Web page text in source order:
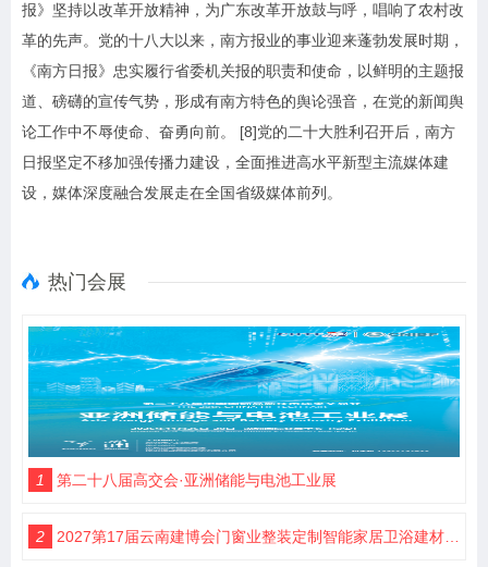
报》坚持以改革开放精神，为广东改革开放鼓与呼，唱响了农村改
革的先声。党的十八大以来，南方报业的事业迎来蓬勃发展时期，
《南方日报》忠实履行省委机关报的职责和使命，以鲜明的主题报
道、磅礴的宣传气势，形成有南方特色的舆论强音，在党的新闻舆
论工作中不辱使命、奋勇向前。 [8]党的二十大胜利召开后，南方
日报坚定不移加强传播力建设，全面推进高水平新型主流媒体建
设，媒体深度融合发展走在全国省级媒体前列。
热门会展
1 第二十八届高交会·亚洲储能与电池工业展
2 2027第17届云南建博会门窗业整装定制智能家居卫浴建材展会